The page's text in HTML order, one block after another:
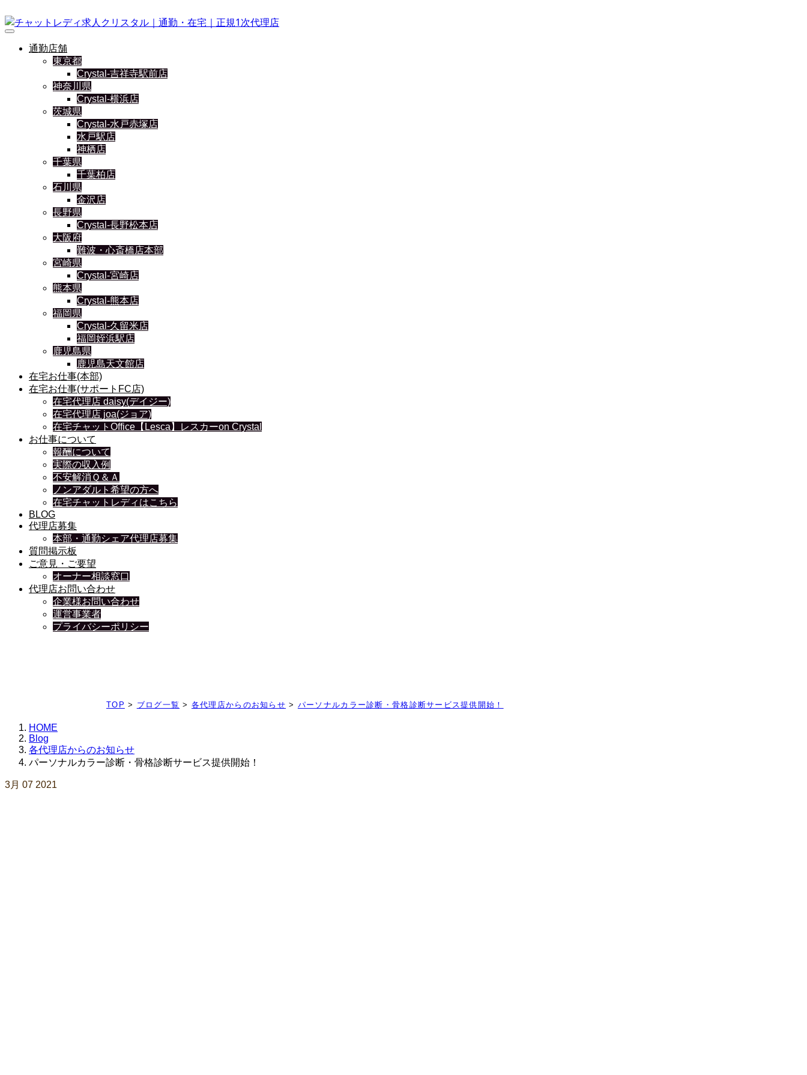
通勤店舗
東京都
Crystal-吉祥寺駅前店
神奈川県
Crystal-横浜店
茨城県
Crystal-水戸赤塚店
水戸駅店
神栖店
千葉県
千葉柏店
石川県
金沢店
長野県
Crystal-長野松本店
大阪府
難波・心斎橋店本部
宮崎県
Crystal-宮崎店
熊本県
Crystal-熊本店
福岡県
Crystal-久留米店
福岡姪浜駅店
鹿児島県
鹿児島天文館店
在宅お仕事(本部)
在宅お仕事(サポートFC店)
在宅代理店 daisy(デイジー)
在宅代理店 joa(ジョア)
在宅チャットOffice【Lesca】レスカーon Crystal
お仕事について
報酬について
実際の収入例
不安解消Ｑ＆Ａ
ノンアダルト希望の方へ
在宅チャットレディはこちら
BLOG
代理店募集
本部・通勤シェア代理店募集
質問掲示板
ご意見・ご要望
オーナー相談窓口
代理店お問い合わせ
企業様お問い合わせ
運営事業者
プライバシーポリシー
TOP > ブログ一覧 > 各代理店からのお知らせ > パーソナルカラー診断・骨格診断サービス提供開始！
HOME
Blog
各代理店からのお知らせ
パーソナルカラー診断・骨格診断サービス提供開始！
3月 07 2021